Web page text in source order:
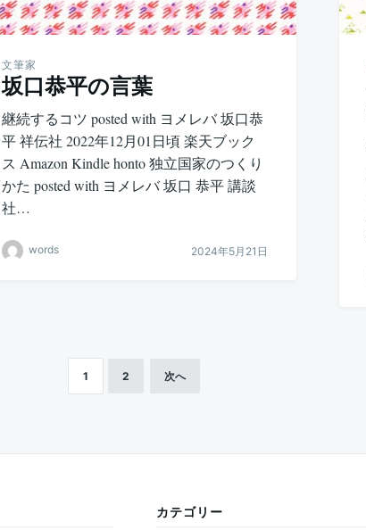
文筆家
坂口恭平の言葉
継続するコツ posted with ヨメレバ 坂口恭
平 祥伝社 2022年12月01日頃 楽天ブック
ス Amazon Kindle honto 独立国家のつくり
かた posted with ヨメレバ 坂口 恭平 講談
社…
words 2024年5月21日
1 2 次へ
カテゴリー